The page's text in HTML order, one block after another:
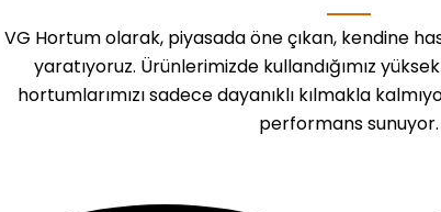
VG Hortum olarak, piyasada öne çıkan, kendine
yaratıyoruz. Ürünlerimizde kullandığımız
hortumlarımızı sadece dayanıklı kılmakla
performans sunuyor.